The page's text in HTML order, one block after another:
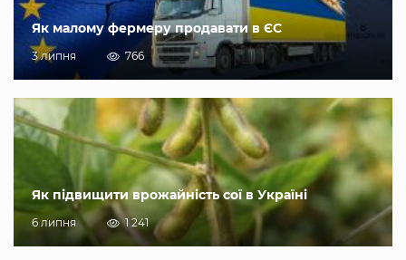
Як малому фермеру продавати в ЄС
3 липня 766
Як підвищити врожайність сої в Україні
6 липня 1 241